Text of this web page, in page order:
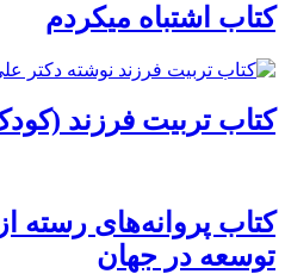
کتاب اشتباه می‎کردم
کتاب تربیت فرزند
کتاب پروانه‌های رسته
توسعه در جهان